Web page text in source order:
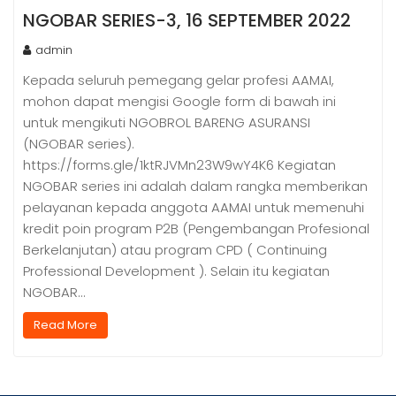
NGOBAR SERIES-3, 16 SEPTEMBER 2022
admin
Kepada seluruh pemegang gelar profesi AAMAI,
mohon dapat mengisi Google form di bawah ini
untuk mengikuti NGOBROL BARENG ASURANSI
(NGOBAR series).
https://forms.gle/1ktRJVMn23W9wY4K6 Kegiatan
NGOBAR series ini adalah dalam rangka memberikan
pelayanan kepada anggota AAMAI untuk memenuhi
kredit poin program P2B (Pengembangan Profesional
Berkelanjutan) atau program CPD ( Continuing
Professional Development ). Selain itu kegiatan
NGOBAR…
Read More